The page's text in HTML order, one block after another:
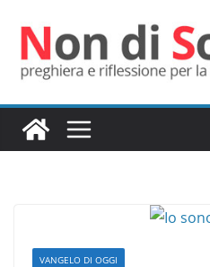
contenuto
VANGELO DI OGGI